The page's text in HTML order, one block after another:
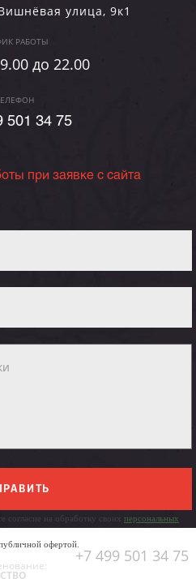
улица, 9к1
РАБОТЫ
до 22.00
501 34 75
при заявке с сайта
на обработку своих персональных
офертой.
+7 499 501 34 75